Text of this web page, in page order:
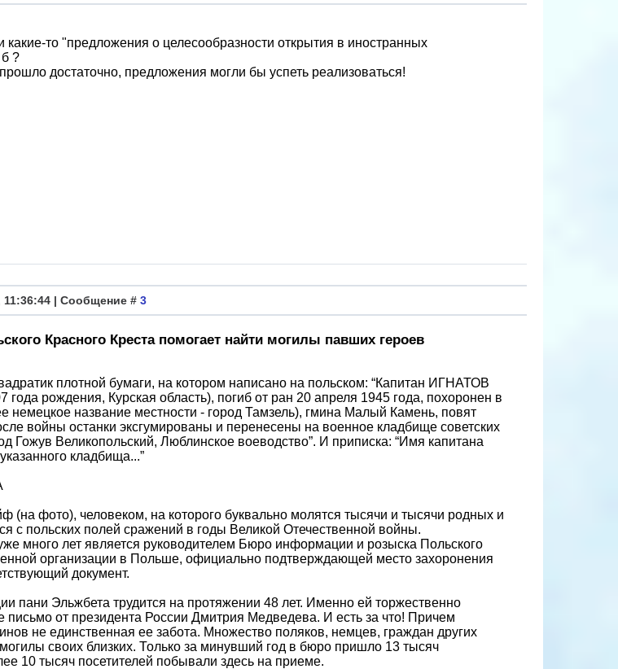
какие-то "предложения о целесообразности открытия в иностранных
б ?
достаточно, предложения могли бы успеть реализоваться!
11:36:44 | Сообщение # 3
Красного Креста помогает найти могилы павших героев
плотной бумаги, на котором написано на польском: “Капитан ИГНАТОВ
рождения, Курская область), погиб от ран 20 апреля 1945 года, похоронен в
немецкое название местности - город Тамзель), гмина Малый Камень, повят
войны останки эксгумированы и перенесены на военное кладбище советских
Гожув Великопольский, Люблинское воеводство”. И приписка: “Имя капитана
кладбища...”
(на фото), человеком, на которого буквально молятся тысячи и тысячи родных и
с польских полей сражений в годы Великой Отечественной войны.
много лет является руководителем Бюро информации и розыска Польского
организации в Польше, официально подтверждающей место захоронения
документ.
пани Эльжбета трудится на протяжении 48 лет. Именно ей торжественно
письмо от президента России Дмитрия Медведева. И есть за что! Причем
не единственная ее забота. Множество поляков, немцев, граждан других
своих близких. Только за минувший год в бюро пришло 13 тысяч
10 тысяч посетителей побывали здесь на приеме.